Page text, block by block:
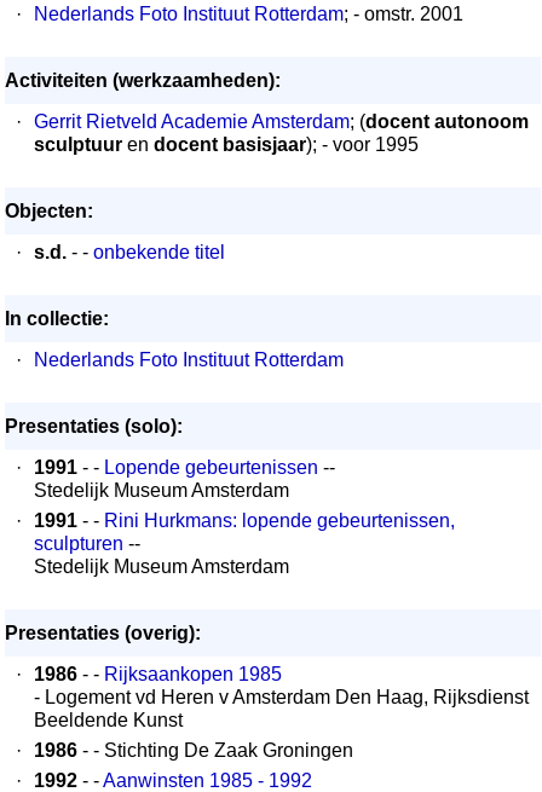
·
Nederlands Foto Instituut Rotterdam; - omstr. 2001
Activiteiten (werkzaamheden):
·
Gerrit Rietveld Academie Amsterdam; (docent autonoom
sculptuur en docent basisjaar); - voor 1995
Objecten:
·
s.d. - - onbekende titel
In collectie:
·
Nederlands Foto Instituut Rotterdam
Presentaties (solo):
·
1991 - - Lopende gebeurtenissen --
Stedelijk Museum Amsterdam
·
1991 - - Rini Hurkmans: lopende gebeurtenissen,
sculpturen --
Stedelijk Museum Amsterdam
Presentaties (overig):
·
1986 - - Rijksaankopen 1985
- Logement vd Heren v Amsterdam Den Haag, Rijksdienst
Beeldende Kunst
·
1986 - - Stichting De Zaak Groningen
·
1992 - -Aanwinsten 1985 - 1992